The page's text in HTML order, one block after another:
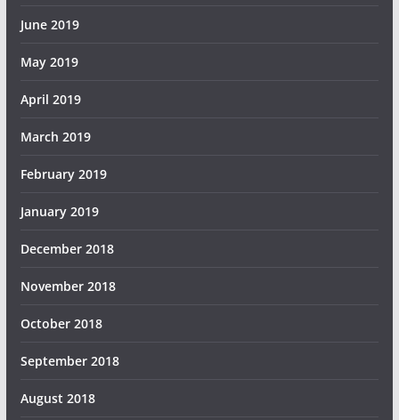
June 2019
May 2019
April 2019
March 2019
February 2019
January 2019
December 2018
November 2018
October 2018
September 2018
August 2018